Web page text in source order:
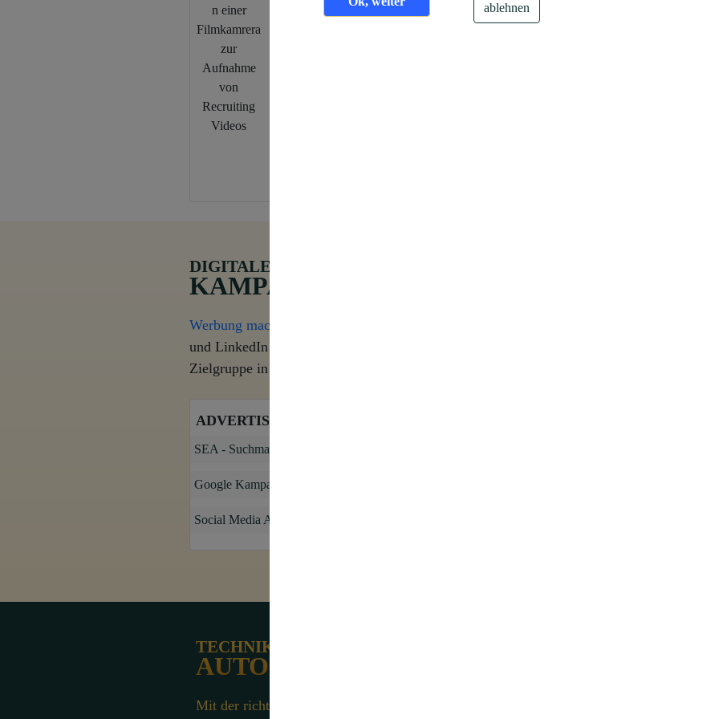
ablehnen
Recruiting Videos in
Social Media Recruiting
– Entwicklung und
DIGITALE
KAMPAGNEN
Werbung machen
und LinkedIn und mehr Leads erhalten. Ich helfe Ihnen dabei, Ihre
Zielgruppe in den passenden Kanälen zu erreichen.
ADVERTISING
SEA - Suchmaschinenanzeigen
Google Kampagnen
Social Media Anzeigen
TECHNIK &
AUTOMATISIERUNG
Mit der richtigen Automatisierung könne Sie Kosten sparen und